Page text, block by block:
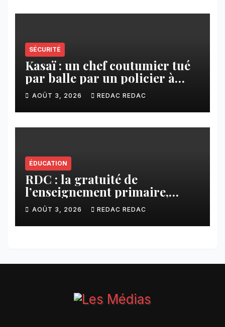
SÉCURITÉ
Kasaï : un chef coutumier tué
par balle par un policier à
Kamuesha, la tension monte
AOÛT 3, 2026 REDAC REDAC
ÉDUCATION
RDC : la gratuité de
l’enseignement primaire,
vision phare du Président
Félix Tshisekedi réaffirmée
par une circulaire du
AOÛT 3, 2026 REDAC REDAC